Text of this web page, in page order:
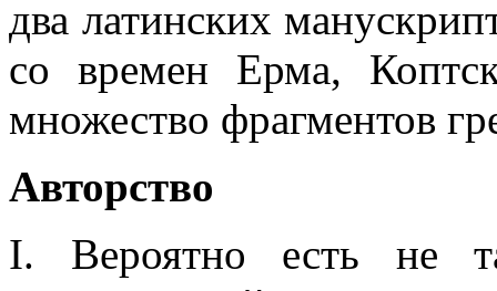
два латинских
со времен Ерма,
множество фрагментов
Авторство
I. Вероятно есть не